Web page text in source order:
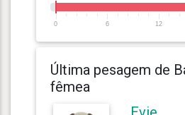
0 6 12
Última pesagem de
fêmea